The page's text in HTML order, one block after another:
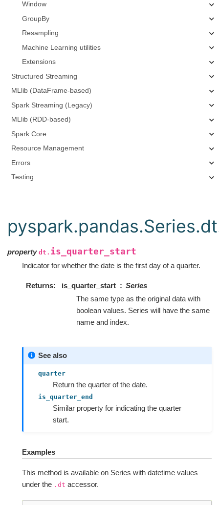
Window
GroupBy
Resampling
Machine Learning utilities
Extensions
Structured Streaming
MLlib (DataFrame-based)
Spark Streaming (Legacy)
MLlib (RDD-based)
Spark Core
Resource Management
Errors
Testing
property dt. is_quarter_start
Indicator for whether the date is the first day of a quarter.
Returns is_quarter_start
Series
The same type as the original data with
boolean values. Series will have the same
name and index.
See also
quarter
Return the quarter of the date.
is_quarter_end
Similar property for indicating the quarter
start.
Examples
This method is available on Series with datetime values
under the .dt accessor.